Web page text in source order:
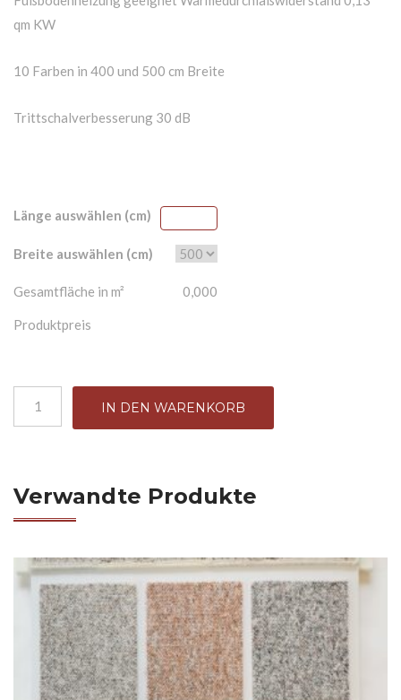
qm KW
10 Farben in 400 und 500 cm Breite
Trittschalverbesserung 30 dB
Länge auswählen (cm)
Breite auswählen (cm)
Gesamtfläche in m² 0,000
Produktpreis
IN DEN WARENKORB
Verwandte Produkte